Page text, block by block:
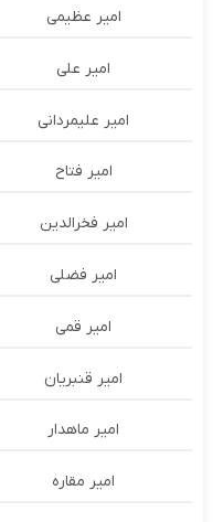
امیر عظیمی
امیر علی
امیر علیمردانی
امیر فتاح
امیر فخرالدین
امیر فضلی
امیر قمی
امیر قنبریان
امیر ماهدار
امیر مقاره